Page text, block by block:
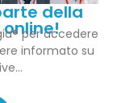
della
per accedere
informato su